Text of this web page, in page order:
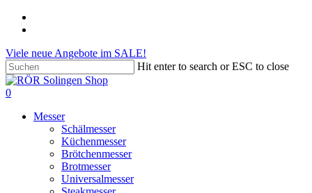
Skip
content
Viele neue Angebote im SALE!
Hit enter to search or ESC to close
Close
Search
search
account
0
Messer
Schälmesser
Küchenmesser
Brötchenmesser
Brotmesser
Universalmesser